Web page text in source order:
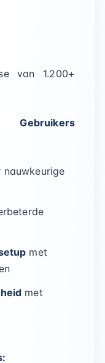
van 1.200+
Gebruikers
met
met